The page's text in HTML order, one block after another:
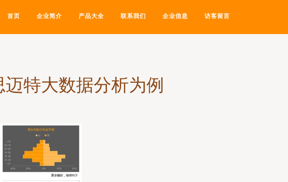
首页 企业简介 产品大全 联系我们 企业信息 访客留言
特大数据分析为例